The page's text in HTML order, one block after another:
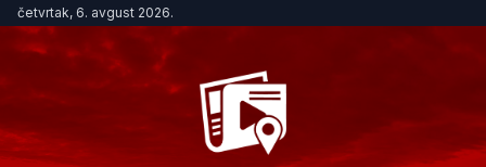
četvrtak, 6. avgust 2026.